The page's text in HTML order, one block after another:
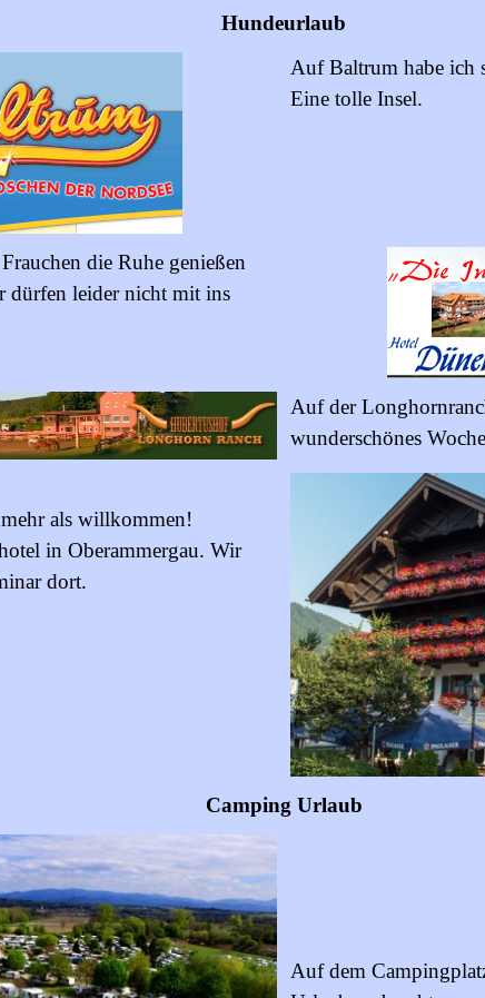
Hundeurlaub
Auf Baltrum habe ich
Eine tolle Insel.
die Ruhe genießen
dürfen leider nicht mit ins
Auf der
wunderschönes
als willkommen!
in Oberammergau. Wir
dort.
Camping Urlaub
Auf dem